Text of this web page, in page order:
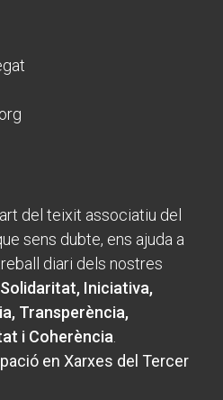
del teixit associatiu del
sens dubte, ens ajuda a
diari dels nostres
Iniciativa,
Transperència,
i Coherència
en Xarxes del Tercer